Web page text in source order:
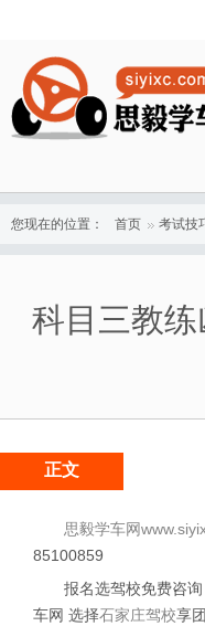
您现在的位置： 首页 考试技
科目三教
正文
思毅学车网
85100859
报名选驾校免费咨
车网 选择石家庄驾校享